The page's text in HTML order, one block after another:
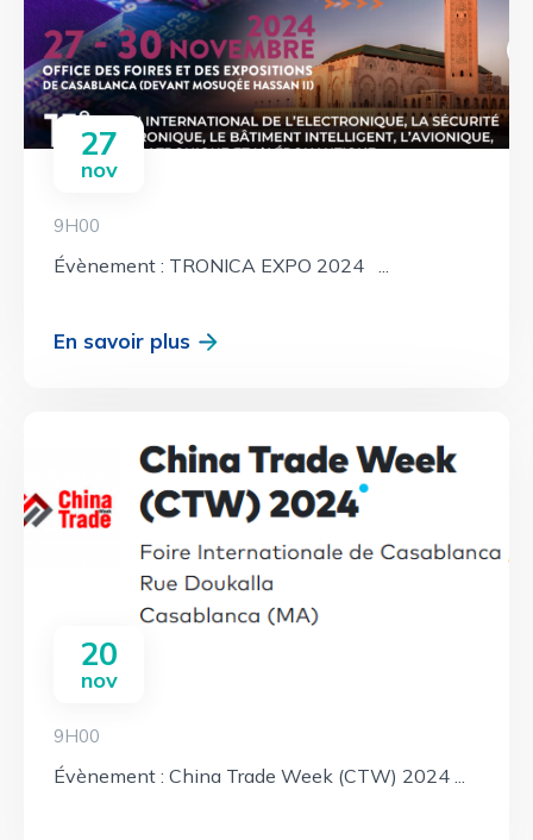
27
nov
9H00
Évènement : TRONICA EXPO 2024 ...
En savoir plus
20
nov
9H00
Évènement : China Trade Week (CTW) 2024 ...